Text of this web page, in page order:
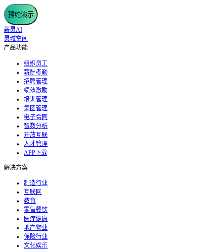
预约演示
薪灵AI
灵域空间
产品功能
组织员工
薪酬考勤
招聘管理
绩效激励
培训管理
集团管理
电子合同
智数分析
开放互联
人才管理
APP下载
解决方案
制造行业
互联网
教育
零售餐饮
医疗健康
地产物业
保险行业
文化娱乐